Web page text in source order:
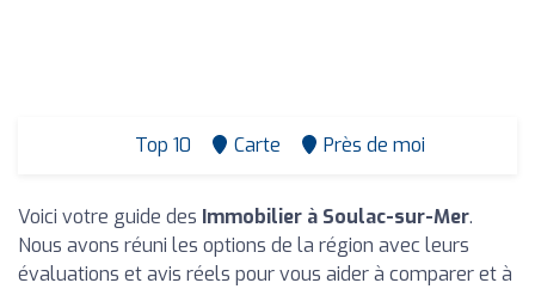
Top 10 Carte Près de moi
Voici votre guide des Immobilier à Soulac-sur-Mer.
Nous avons réuni les options de la région avec leurs
évaluations et avis réels pour vous aider à comparer et à